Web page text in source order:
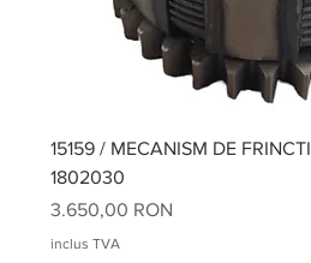
15159 / MECANISM DE
1802030
Preț
3.650,00 RON
inclus TVA